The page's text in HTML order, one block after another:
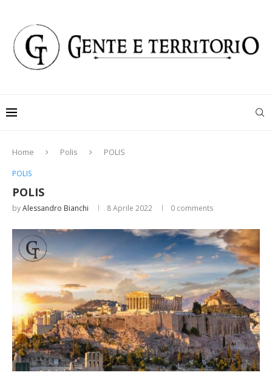
Home Polis POLIS
POLIS
POLIS
byAlessandro Bianchi 8 Aprile 2022 0 comments